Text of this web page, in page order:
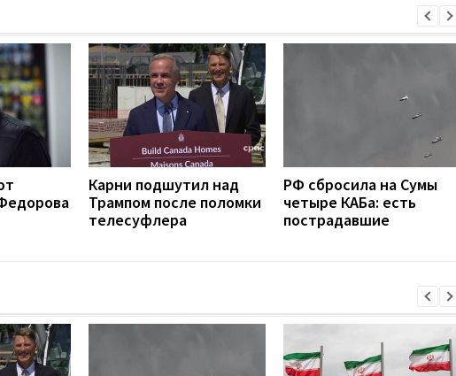
Карни подшутил над
Трампом после поломки
телесуфлера
РФ сбросила на Сумы
четыре КАБа: есть
пострадавшие